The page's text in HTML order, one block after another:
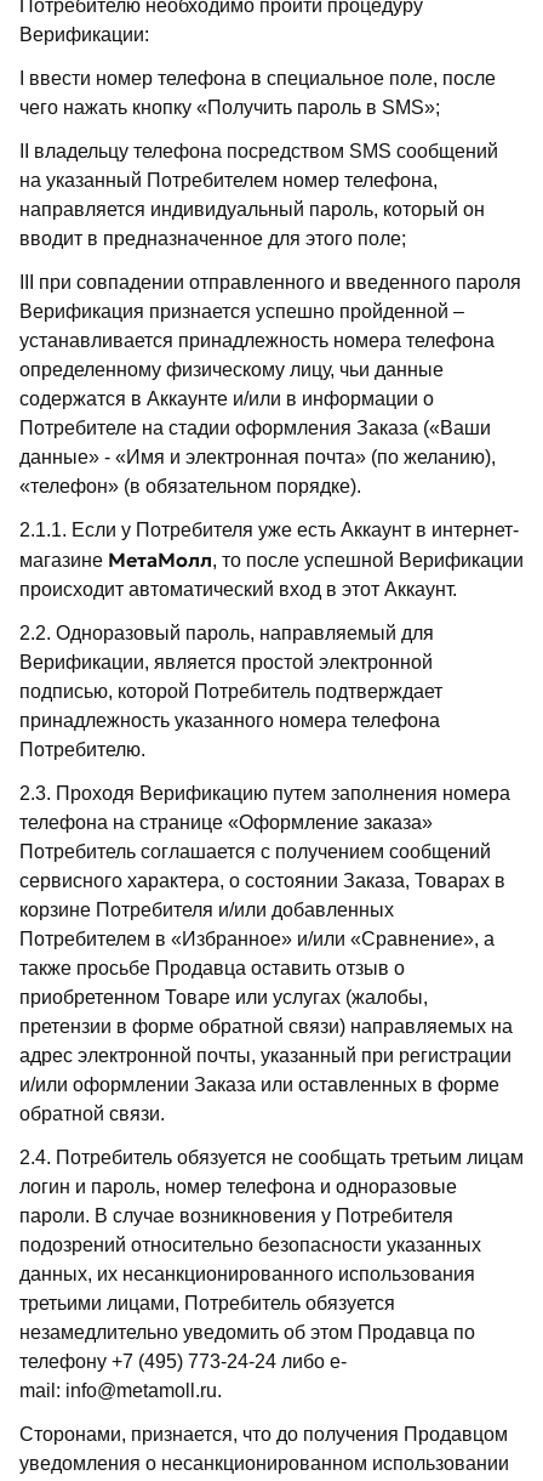
Потребителю необходимо пройти процедуру
Верификации:
I ввести номер телефона в специальное поле, после
чего нажать кнопку «Получить пароль в SMS»;
II владельцу телефона посредством SMS сообщений
на указанный Потребителем номер телефона,
направляется индивидуальный пароль, который он
вводит в предназначенное для этого поле;
III при совпадении отправленного и введенного пароля
Верификация признается успешно пройденной –
устанавливается принадлежность номера телефона
определенному физическому лицу, чьи данные
содержатся в Аккаунте и/или в информации о
Потребителе на стадии оформления Заказа («Ваши
данные» - «Имя и электронная почта» (по желанию),
«телефон» (в обязательном порядке).
2.1.1. Если у Потребителя уже есть Аккаунт в интернет-
магазине МетаМолл, то после успешной Верификации
происходит автоматический вход в этот Аккаунт.
2.2. Одноразовый пароль, направляемый для
Верификации, является простой электронной
подписью, которой Потребитель подтверждает
принадлежность указанного номера телефона
Потребителю.
2.3. Проходя Верификацию путем заполнения номера
телефона на странице «Оформление заказа»
Потребитель соглашается с получением сообщений
сервисного характера, о состоянии Заказа, Товарах в
корзине Потребителя и/или добавленных
Потребителем в «Избранное» и/или «Сравнение», а
также просьбе Продавца оставить отзыв о
приобретенном Товаре или услугах (жалобы,
претензии в форме обратной связи) направляемых на
адрес электронной почты, указанный при регистрации
и/или оформлении Заказа или оставленных в форме
обратной связи.
2.4. Потребитель обязуется не сообщать третьим лицам
логин и пароль, номер телефона и одноразовые
пароли. В случае возникновения у Потребителя
подозрений относительно безопасности указанных
данных, их несанкционированного использования
третьими лицами, Потребитель обязуется
незамедлительно уведомить об этом Продавца по
телефону +7 (495) 773-24-24 либо e-
mail: info@metamoll.ru.
Сторонами, признается, что до получения Продавцом
уведомления о несанкционированном использовании